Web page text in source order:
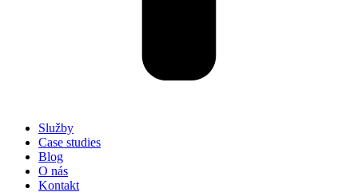
Služby
Case studies
Blog
O nás
Kontakt